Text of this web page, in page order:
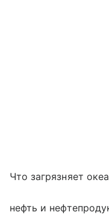
Что загрязняет
нефть и